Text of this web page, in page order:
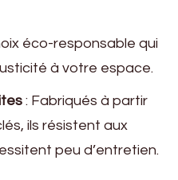
éco-responsable qui
à votre espace.
: Fabriqués à partir
ils résistent aux
peu d’entretien.